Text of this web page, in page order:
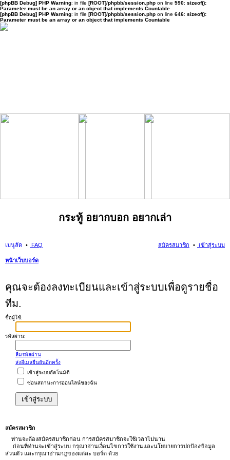
[phpBB Debug] PHP Warning: in file [ROOT]/phpbb/session.php on line 590: sizeof():
Parameter must be an array or an object that implements Countable
[phpBB Debug] PHP Warning: in file [ROOT]/phpbb/session.php on line 646: sizeof():
Parameter must be an array or an object that implements Countable
กระทู้ อยากบอก อยากเล่า
เมนูลัด FAQ เข้าสู่ระบบ
สมัครสมาชิก
หน้าเว็บบอร์ด
คุณจะต้องลงทะเบียนและเข้าสู่ระบบเพื่อดูรายชื่อ
ทีม.
ชื่อผู้ใช้:
รหัสผ่าน:
ลืมรหัสผ่าน
ส่งอีเมลยืนยันอีกครั้ง
เข้าสู่ระบบอัตโนมัติ
ซ่อนสถานะการออนไลน์ของฉัน
สมัครสมาชิก
ท่านจะต้องสมัครสมาชิกก่อน การสมัครสมาชิกจะใช้เวลาไม่นาน
ก่อนที่ท่านจะเข้าสู่ระบบ กรุณาอ่านเงื่อนไขการใช้งานและนโยบายการปกป้องข้อมูล
ส่วนตัว และกรุณาอ่านกฎของแต่ละ บอร์ด ด้วย